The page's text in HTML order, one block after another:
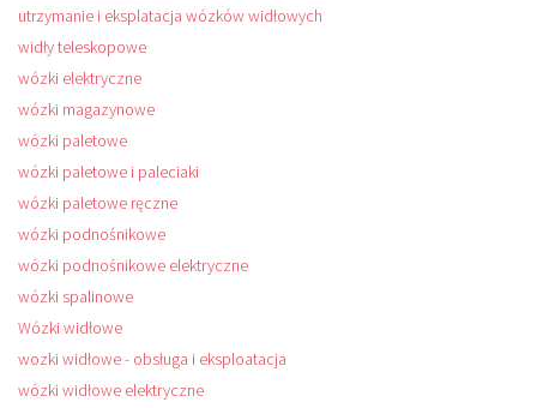
utrzymanie i eksplatacja wózków widłowych
widły teleskopowe
wózki elektryczne
wózki magazynowe
wózki paletowe
wózki paletowe i paleciaki
wózki paletowe ręczne
wózki podnośnikowe
wózki podnośnikowe elektryczne
wózki spalinowe
Wózki widłowe
wozki widłowe - obsługa i eksploatacja
wózki widłowe elektryczne